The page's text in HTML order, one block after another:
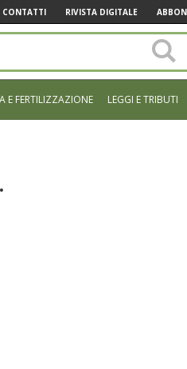
CONTATTI RIVISTA DIGITALE
E FERTILIZZAZIONE LEGGI E TRIBUTI